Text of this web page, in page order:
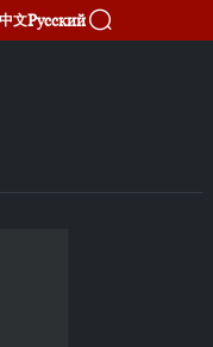
中文Русский